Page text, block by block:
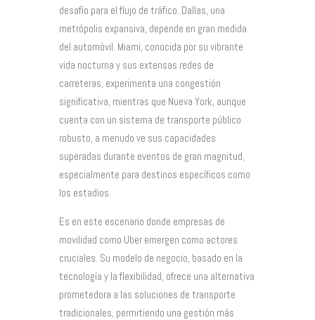
desafío para el flujo de tráfico. Dallas, una
metrópolis expansiva, depende en gran medida
del automóvil. Miami, conocida por su vibrante
vida nocturna y sus extensas redes de
carreteras, experimenta una congestión
significativa, mientras que Nueva York, aunque
cuenta con un sistema de transporte público
robusto, a menudo ve sus capacidades
superadas durante eventos de gran magnitud,
especialmente para destinos específicos como
los estadios.
Es en este escenario donde empresas de
movilidad como Uber emergen como actores
cruciales. Su modelo de negocio, basado en la
tecnología y la flexibilidad, ofrece una alternativa
prometedora a las soluciones de transporte
tradicionales, permitiendo una gestión más